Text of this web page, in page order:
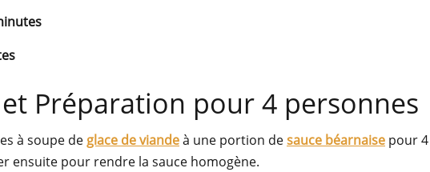
Préparation pour 4 personnes
à soupe de glace de viandeà une portion desauce béarnaise pour 4
ensuite pour rendre la sauce homogène.